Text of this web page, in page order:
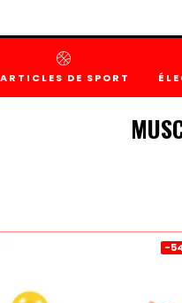
ARTICLES DE SPORT
-